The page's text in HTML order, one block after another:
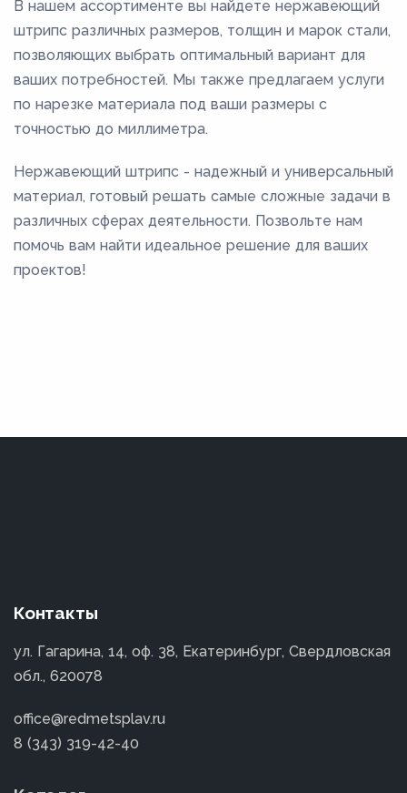
В нашем ассортименте вы найдете нержавеющий
штрипс различных размеров, толщин и марок стали,
позволяющих выбрать оптимальный вариант для
ваших потребностей. Мы также предлагаем услуги
по нарезке материала под ваши размеры с
точностью до миллиметра.
Нержавеющий штрипс - надежный и универсальный
материал, готовый решать самые сложные задачи в
различных сферах деятельности. Позвольте нам
помочь вам найти идеальное решение для ваших
проектов!
Контакты
ул. Гагарина, 14, оф. 38, Екатеринбург, Свердловская
обл., 620078
office@redmetsplav.ru
8 (343) 319-42-40